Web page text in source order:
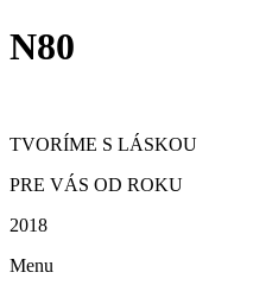
N80
TVORÍME S LÁSKOU
PRE VÁS OD ROKU
2018
Menu